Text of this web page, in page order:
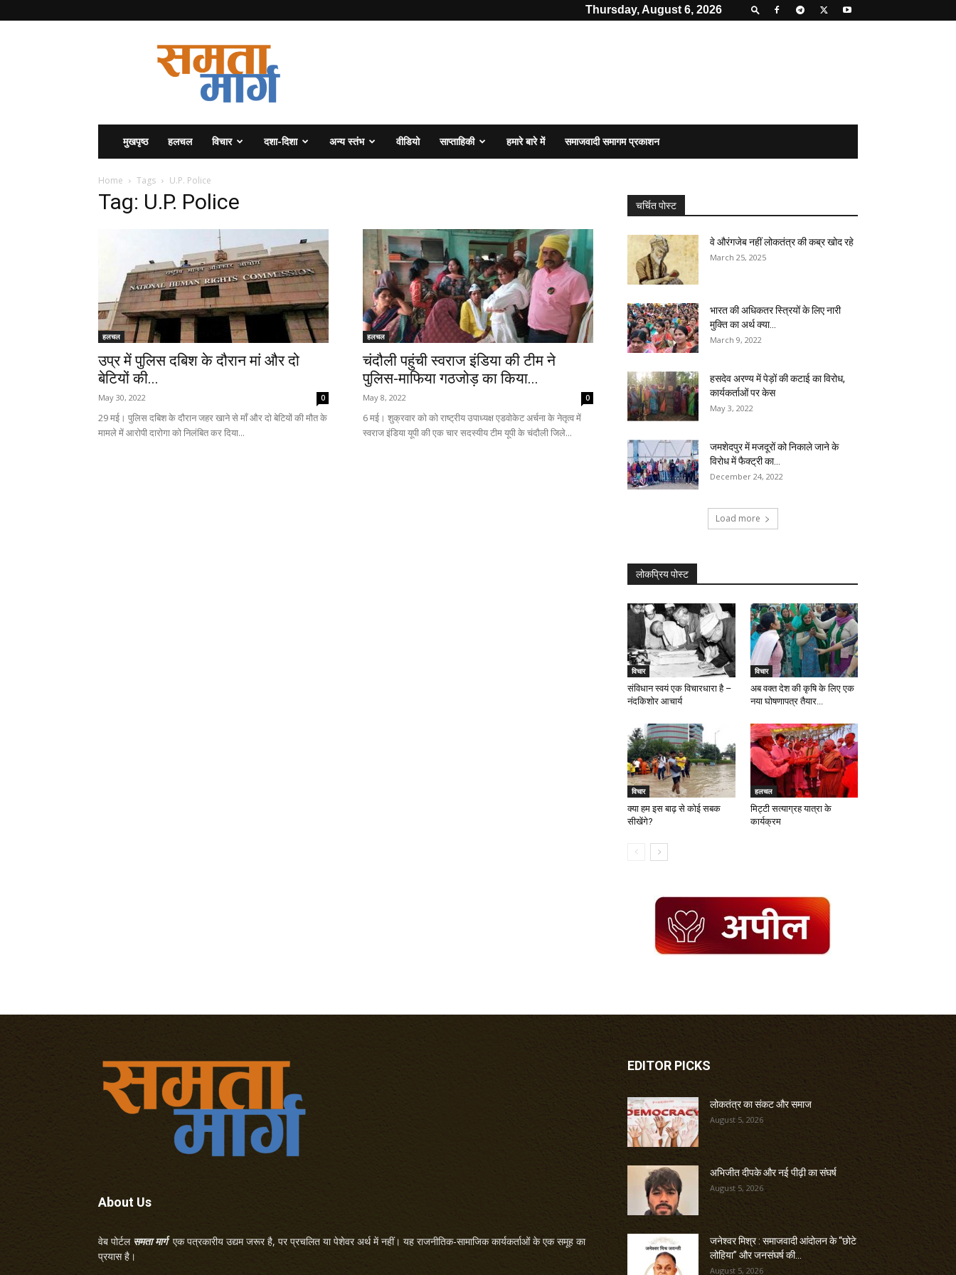
Thursday, August 6, 2026
मुखपृष्ठ हलचल विचार दशा-दिशा अन्य स्तंभ वीडियो साप्ताहिकी हमारे बारे में समाजवादी समागम प्रकाशन
Home Tags U.P. Police
Tag: U.P. Police
हलचल
उप्र में पुलिस दबिश के दौरान मां और दो
बेटियों की...
May 30, 2022 0
29 मई। पुलिस दबिश के दौरान जहर खाने से माँ और दो बेटियों की मौत के
मामले में आरोपी दारोगा को निलंबित कर दिया...
हलचल
चंदौली पहुंची स्वराज इंडिया की टीम ने
पुलिस-माफिया गठजोड़ का किया...
May 8, 2022 0
6 मई। शुक्रवार को को राष्ट्रीय उपाध्यक्ष एडवोकेट अर्चना के नेतृत्व में
स्वराज इंडिया यूपी की एक चार सदस्यीय टीम यूपी के चंदौली जिले...
चर्चित पोस्ट
वे औरंगजेब नहीं लोकतंत्र की कब्र खोद रहे
March 25, 2025
भारत की अधिकतर स्त्रियों के लिए नारी
मुक्ति का अर्थ क्या...
March 9, 2022
हसदेव अरण्य में पेड़ों की कटाई का विरोध,
कार्यकर्ताओं पर केस
May 3, 2022
जमशेदपुर में मजदूरों को निकाले जाने के
विरोध में फैक्ट्री का...
December 24, 2022
Load more
लोकप्रिय पोस्ट
विचार
संविधान स्वयं एक विचारधारा है –
नंदकिशोर आचार्य
विचार
अब वक्त देश की कृषि के लिए एक
नया घोषणापत्र तैयार...
विचार
क्या हम इस बाढ़ से कोई सबक
सीखेंगे?
हलचल
मिट्टी सत्याग्रह यात्रा के
कार्यक्रम
About Us
वेब पोर्टल समता मार्गएक पत्रकारीय उद्यम जरूर है, पर प्रचलित या पेशेवर अर्थ में नहीं। यह राजनीतिक-सामाजिक कार्यकर्ताओं के एक समूह का
प्रयास है।
EDITOR PICKS
लोकतंत्र का संकट और समाज
August 5, 2026
अभिजीत दीपके और नई पीढ़ी का संघर्ष
August 5, 2026
जनेश्वर मिश्र : समाजवादी आंदोलन के “छोटे
लोहिया” और जनसंघर्ष की...
August 5, 2026